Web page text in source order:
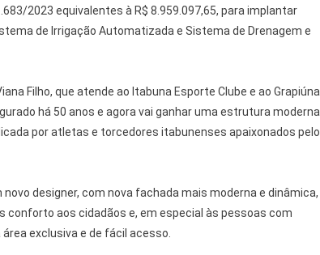
2023 equivalentes à R$ 8.959.097,65, para implantar
de Irrigação Automatizada e Sistema de Drenagem e
Filho, que atende ao Itabuna Esporte Clube e ao Grapiúna
há 50 anos e agora vai ganhar uma estrutura moderna
por atletas e torcedores itabunenses apaixonados pelo
designer, com nova fachada mais moderna e dinâmica,
conforto aos cidadãos e, em especial às pessoas com
exclusiva e de fácil acesso.